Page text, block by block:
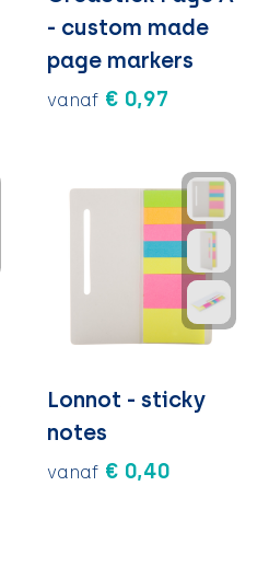
- custom made
page markers
vanaf € 0,97
Lonnot - sticky
notes
vanaf € 0,40